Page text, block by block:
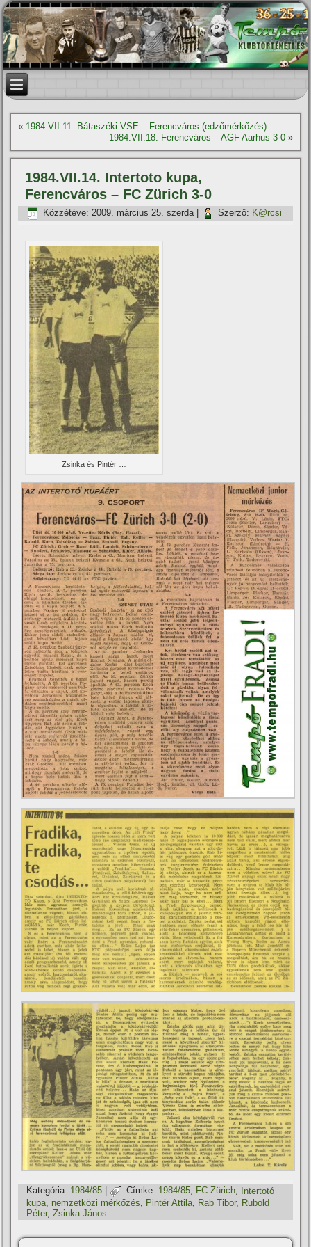
« 1984.VII.11. Bátaszéki VSE – Ferencváros (edzőmérkőzés)
1984.VII.18. Ferencváros – AGF Aarhus 3-0»
1984.VII.14. Intertoto kupa,
Ferencváros – FC Zürich 3-0
Közzétéve: 2009. március 25. szerda| Szerző: K@rcsi
Zsinka és Pintér …
Kategória: 1984/85 | Címke: 1984/85, FC Zürich, Intertotó
kupa, nemzetközi mérkőzés, Pintér Attila, Rab Tibor, Rubold
Péter,Zsinka János